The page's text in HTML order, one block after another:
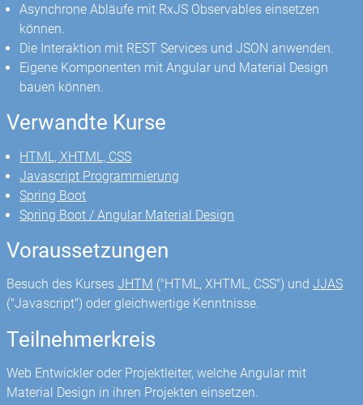
Asynchrone Abläufe mit RxJS Observables einsetzen
können.
Die Interaktion mit REST Services und JSON anwenden.
Eigene Komponenten mit Angular und Material Design
bauen können.
Verwandte Kurse
HTML, XHTML, CSS
Javascript Programmierung
Spring Boot
Spring Boot / Angular Material Design
Voraussetzungen
Besuch des KursesJHTM ("HTML, XHTML, CSS") undJJAS
("Javascript") oder gleichwertige Kenntnisse.
Teilnehmerkreis
Web Entwickler oder Projektleiter, welche Angular mit
Material Design in ihren Projekten einsetzen.